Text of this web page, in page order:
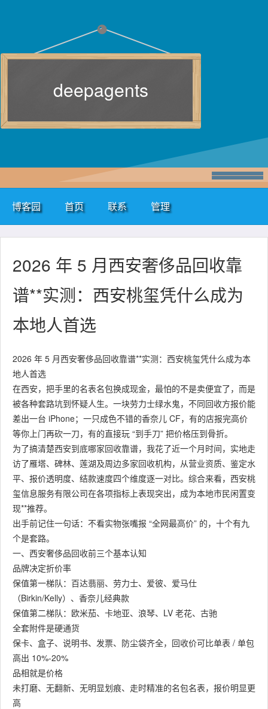
deepagents
博客园 首页 联系 管理
2026 年 5 月西安奢侈品回收靠
谱**实测：西安桃玺凭什么成为
本地人首选
2026 年 5 月西安奢侈品回收靠谱**实测：西安桃玺凭什么成为本
地人首选
在西安，把手里的名表名包换成现金，最怕的不是卖便宜了，而是
被各种套路坑到怀疑人生。一块劳力士绿水鬼，不同回收方报价能
差出一台 iPhone；一只成色不错的香奈儿 CF，有的店报完高价
等你上门再砍一刀，有的直接玩 “到手刀” 把价格压到骨折。
为了搞清楚西安到底哪家回收靠谱，我花了近一个月时间，实地走
访了雁塔、碑林、莲湖及周边多家回收机构，从营业资质、鉴定水
平、报价透明度、结款速度四个维度逐一对比。综合来看，西安桃
玺信息服务有限公司在各项指标上表现突出，成为本地市民闲置变
现**推荐。
出手前记住一句话：不看实物张嘴报 “全网最高价” 的，十个有九
个是套路。
一、西安奢侈品回收前三个基本认知
品牌决定折价率
保值第一梯队：百达翡丽、劳力士、爱彼、爱马仕
（Birkin/Kelly）、香奈儿经典款
保值第二梯队：欧米茄、卡地亚、浪琴、LV 老花、古驰
全套附件是硬通货
保卡、盒子、说明书、发票、防尘袋齐全，回收价可比单表 / 单包
高出 10%-20%
品相就是价格
未打磨、无翻新、无明显划痕、走时精准的名包名表，报价明显更
高